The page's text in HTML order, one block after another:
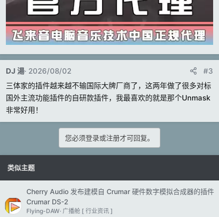
DJ 湯 2026/08/02
#3
三体家的插件越来越不输国际大牌厂商了，这两年做了很多对标
国外主流功能插件的自研款插件，我最喜欢的就是那个Unmask
非常好用！
您必须登录或注册才可回复。
类似主题
Cherry Audio 发布建模自 Crumar 硬件数字模拟合成器的插件
Crumar DS-2
Flying-DAW 广播舱 [ 行业资讯 ]